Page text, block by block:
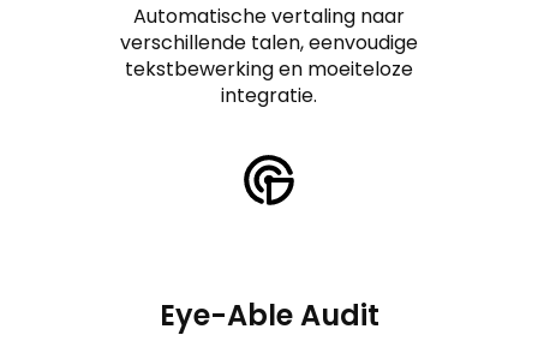
Automatische vertaling naar
verschillende talen, eenvoudige
tekstbewerking en moeiteloze
integratie.
Eye-Able Audit